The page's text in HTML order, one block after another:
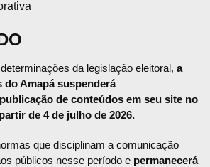
da legislação eleitoral, a
do Amapá suspenderá
de conteúdos em seu site no
de 4 de julho de 2026.
que disciplinam a comunicação
públicos nesse período e permanecerá